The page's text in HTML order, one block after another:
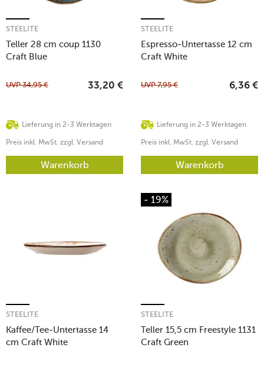
Teller 28 cm coup 1130
Craft Blue
STEELITE
Lieferung in 2-3 Werktagen
UVP34,95 € 33,20 €
Preis inkl. MwSt. zzgl. Versand
Warenkorb
Espresso-Untertasse 12 cm
Craft White
STEELITE
Lieferung in 2-3 Werktagen
UVP7,95 € 6,36 €
Preis inkl. MwSt. zzgl. Versand
Warenkorb
Kaffee/Tee-Untertasse 14
cm Craft White
STEELITE
- 19%
Teller 15,5 cm Freestyle 1131
Craft Green
STEELITE